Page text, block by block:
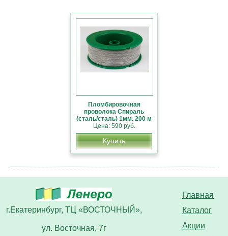
Пломбировочная
проволока Спираль
(сталь/сталь) 1мм, 200 м
Цена: 590 руб.
Купить
Главная
Каталог
Акции
г.Екатеринбург, ТЦ «ВОСТОЧНЫЙ»,
ул. Восточная, 7г